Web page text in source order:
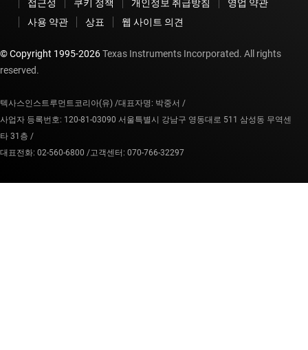
접근성 쿠키 정책 개인정보 취급방침
영업 약관
사용 약관
상표 웹 사이트 의견
© Copyright 1995-2026Texas Instruments Incorporated. All rights
reserved.
텍사스인스트루먼트코리아(유) /대표자명: 박중서 /
사업자 등록번호: 120-81-03090 서울특별시 강남구 영동대로 511 삼성동 무역센
타 31층 /
대표전화: 02-560-6800 /고객센터: 070-766-32297